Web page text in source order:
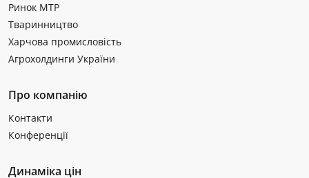
Ринок МТР
Тваринництво
Харчова промисловість
Агрохолдинги України
Про компанію
Контакти
Конференції
Динаміка цін